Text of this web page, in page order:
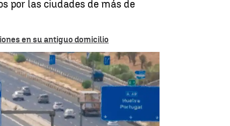
por las ciudades de más de
en su antiguo domicilio